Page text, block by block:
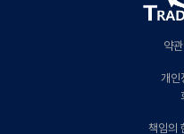
약
개인
책임의